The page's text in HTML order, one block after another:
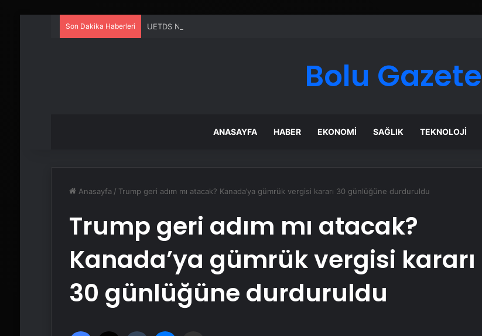
Son Dakika Haberleri UETDS Nedir ? Uetds.com İle Akıllı Dijital Taşımacılık Yazılımı
Bolu Gazete
ANASAYFA HABER EKONOMI SAĞLIK TEKNOLOJI
Anasayfa / Trump geri adım mı atacak? Kanada’ya gümrük vergisi kararı 30 günlüğüne durduruldu
Trump geri adım mı atacak?
Kanada’ya gümrük vergisi kararı
30 günlüğüne durduruldu
Facebook Tumblr